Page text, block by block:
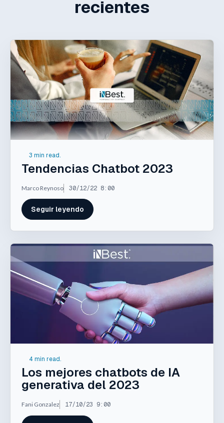
recientes
3 min read.
Tendencias Chatbot 2023
Marco Reynoso 30/12/22 8:00
Seguir leyendo
4 min read.
Los mejores chatbots de IA
generativa del 2023
Fani Gonzalez 17/10/23 9:00